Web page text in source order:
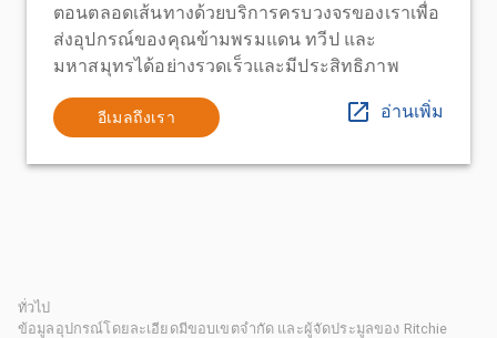
ตอนตลอดเส้นทางด้วยบริการครบวงจรของเราเพื่อ
ส่งอุปกรณ์ของคุณข้ามพรมแดน ทวีป และ
มหาสมุทรได้อย่างรวดเร็วและมีประสิทธิภาพ
อีเมลถึงเรา อ่านเพิ่ม
ทั่วไป
ข้อมูลอุปกรณ์โดยละเอียดมีขอบเขตจำกัด และผู้จัดประมูลของ Ritchie